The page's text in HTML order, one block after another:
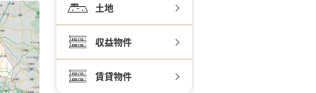
土地
収益物件
賃貸物件